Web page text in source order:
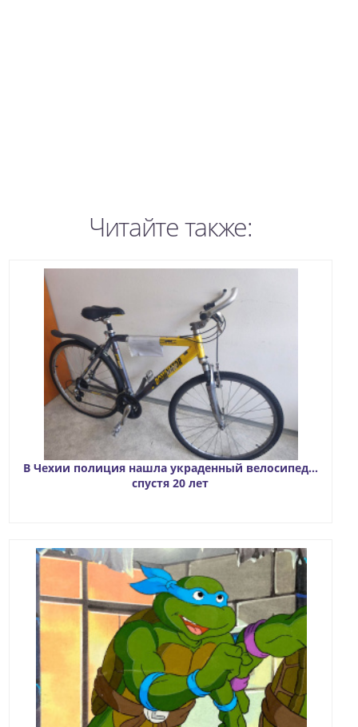
Читайте также:
В Чехии полиция нашла украденный велосипед…
спустя 20 лет